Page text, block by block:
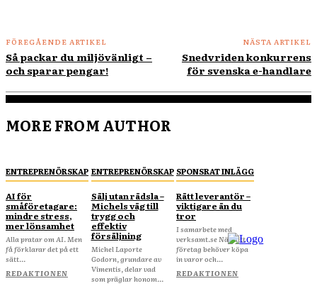
FÖREGÅENDE ARTIKEL
Så packar du miljövänligt –
och sparar pengar!
NÄSTA ARTIKEL
Snedvriden konkurrens
för svenska e-handlare
MORE FROM AUTHOR
ENTREPRENÖRSKAP
AI för
småföretagare:
mindre stress,
mer lönsamhet
Alla pratar om AI. Men
få förklarar det på ett
sätt...
REDAKTIONEN
ENTREPRENÖRSKAP
Sälj utan rädsla –
Michels väg till
trygg och
effektiv
försäljning
Michel Laporte
Godorn, grundare av
Vimentis, delar vad
som präglar honom...
SPONSRAT INLÄGG
Rätt leverantör –
viktigare än du
tror
I samarbete med
verksamt.se När ditt
företag behöver köpa
in varor och...
REDAKTIONEN